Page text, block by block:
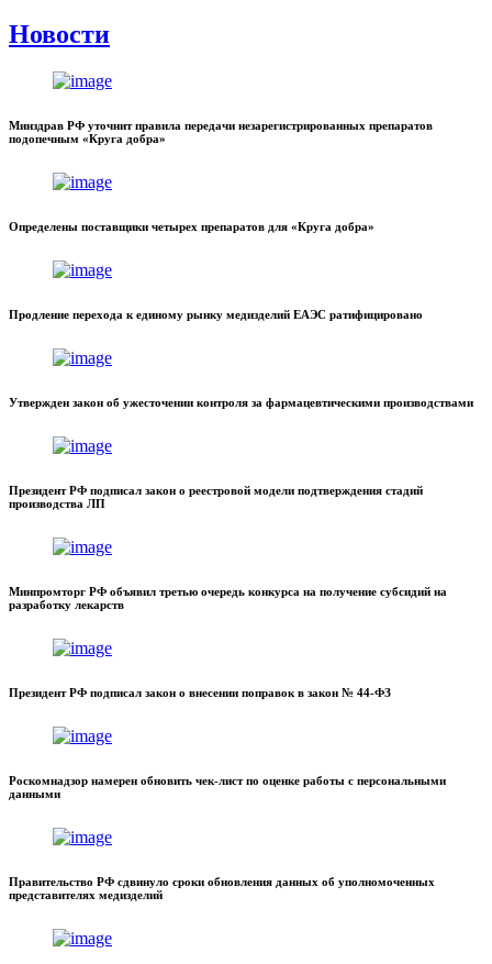
Новости
Минздрав РФ уточнит правила передачи незарегистрированных препаратов
подопечным «Круга добра»
Определены поставщики четырех препаратов для «Круга добра»
Продление перехода к единому рынку медизделий ЕАЭС ратифицировано
Утвержден закон об ужесточении контроля за фармацевтическими производствами
Президент РФ подписал закон о реестровой модели подтверждения стадий
производства ЛП
Минпромторг РФ объявил третью очередь конкурса на получение субсидий на
разработку лекарств
Президент РФ подписал закон о внесении поправок в закон № 44-ФЗ
Роскомнадзор намерен обновить чек-лист по оценке работы с персональными
данными
Правительство РФ сдвинуло сроки обновления данных об уполномоченных
представителях медизделий